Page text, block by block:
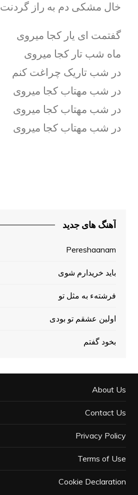
خال مشکی دم به راز گردنت
گفتمت ای یار کجا میروی
ماه شب تار کجا میروی
در شب تاریک چراغت کنم
در شب مهتاب کجا میروی
در شب مهتاب کجا میروی
در شب مهتاب کجا میروی
آهنگ های جدید
Pereshaanam
باید خریدارم شوی
فرشتهء به مثل تو
اولين عشقم تو بودی
بخود گفتم
About Us
Contact Us
Privacy Policy
Terms of Use
Cookie Declaration